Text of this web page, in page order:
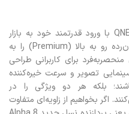
سری تلویزیون‌های ال‌جی مدل QNED82B با ورود قدرتمند خود به بازار
جهانی، استانداردهای نمایشگرهای میان‌رده رو به بالا (Premium) را به
برای کاربرانی طراحی
تصویر و سرعت خیره‌کننده
بلکه هر دو ویژگی را در
اگر بخواهیم از زاویه‌ای متفاوت